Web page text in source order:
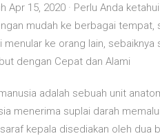
Apr 15, 2020 · Perlu Anda
mudah ke berbagai tempat,
menular ke orang lain,
dengan Cepat dan Alami
adalah sebuah unit
menerima suplai darah
kepala disediakan oleh dua